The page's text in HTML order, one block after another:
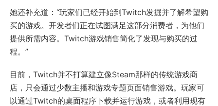
她还补充道：“玩家们已经开始到Twitch发掘并了解希望购
买的游戏。开发者们正在试图满足这部分消费者，为他们
提供所需内容。Twitch游戏销售简化了发现与购买的过
程。”
目前，Twitch并不打算建立像Steam那样的传统游戏商
店，只会通过少数主播和游戏专题页面销售游戏。玩家可
以通过Twitch的桌面程序下载并运行游戏，或者利用现有